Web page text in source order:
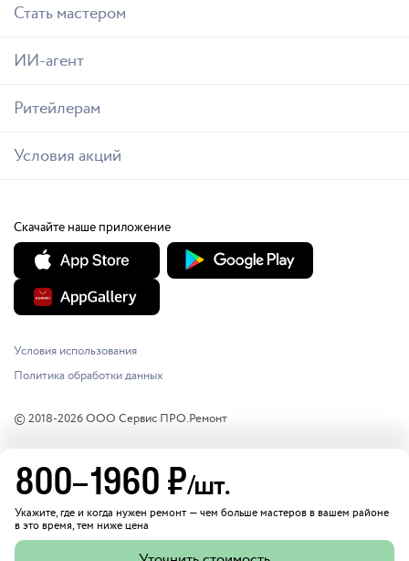
Стать мастером
ИИ-агент
Ритейлерам
Условия акций
Скачайте наше приложение
© 2018-2026ООО Сервис ПРО.Ремонт
Условия использования
Политика обработки данных
800–1960₽/шт.
Укажите, где и когда нужен ремонт — чем больше мастеров в вашем районе
в это время, тем ниже цена